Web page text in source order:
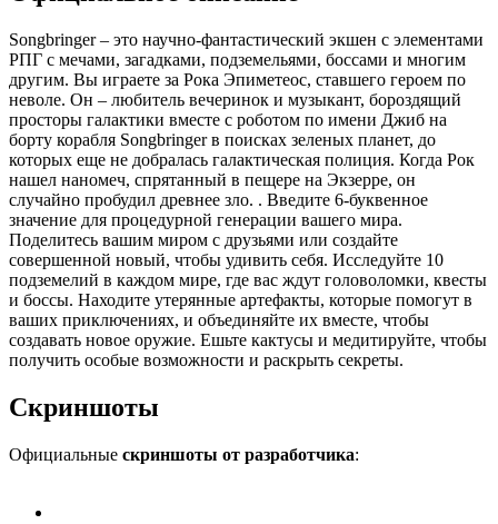
Songbringer – это научно-фантастический экшен с элементами
РПГ с мечами, загадками, подземельями, боссами и многим
другим. Вы играете за Рока Эпиметеос, ставшего героем по
неволе. Он – любитель вечеринок и музыкант, бороздящий
просторы галактики вместе с роботом по имени Джиб на
борту корабля Songbringer в поисках зеленых планет, до
которых еще не добралась галактическая полиция. Когда Рок
нашел наномеч, спрятанный в пещере на Экзерре, он
случайно пробудил древнее зло. . Введите 6-буквенное
значение для процедурной генерации вашего мира.
Поделитесь вашим миром с друзьями или создайте
совершенной новый, чтобы удивить себя. Исследуйте 10
подземелий в каждом мире, где вас ждут головоломки, квесты
и боссы. Находите утерянные артефакты, которые помогут в
ваших приключениях, и объединяйте их вместе, чтобы
создавать новое оружие. Ешьте кактусы и медитируйте, чтобы
получить особые возможности и раскрыть секреты.
Скриншоты
Официальные скриншоты от разработчика: